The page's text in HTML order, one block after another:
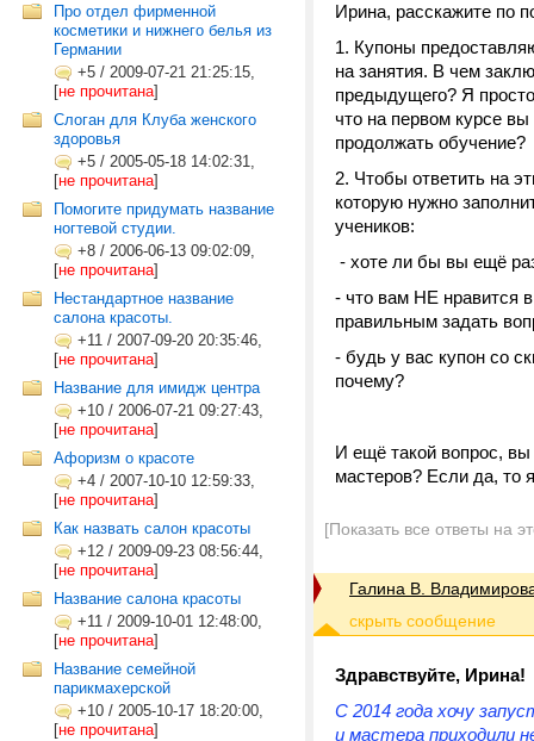
Про отдел фирменной
косметики и нижнего белья из
Германии
+5 / 2009-07-21 21:25:15,
[не прочитана]
Слоган для Клуба женского
здоровья
+5 / 2005-05-18 14:02:31,
[не прочитана]
Помогите придумать название
ногтевой студии.
+8 / 2006-06-13 09:02:09,
[не прочитана]
Нестандартное название
салона красоты.
+11 / 2007-09-20 20:35:46,
[не прочитана]
Название для имидж центра
+10 / 2006-07-21 09:27:43,
[не прочитана]
Афоризм о красоте
+4 / 2007-10-10 12:59:33,
[не прочитана]
Как назвать салон красоты
+12 / 2009-09-23 08:56:44,
[не прочитана]
Название салона красоты
+11 / 2009-10-01 12:48:00,
[не прочитана]
Название семейной
парикмахерской
+10 / 2005-10-17 18:20:00,
[не прочитана]
Ирина, расскажите по
1. Купоны
на занятия. В чем
предыдущего? Я
что на первом курсе
продолжать обучение?
2. Чтобы ответить на
которую нужно
учеников:
- хоте ли бы вы ещё
- что вам НЕ нравится
правильным задать
- будь у вас купон со
почему?
И ещё такой вопрос,
мастеров? Если да, то
[Показать все ответы на
Галина В.
Здравствуйте, Ирина!
С 2014 года хочу
и мастера приходили